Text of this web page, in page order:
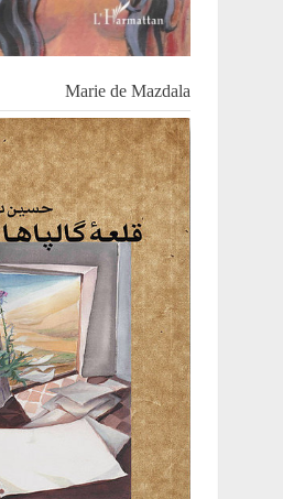
Marie de Mazdala